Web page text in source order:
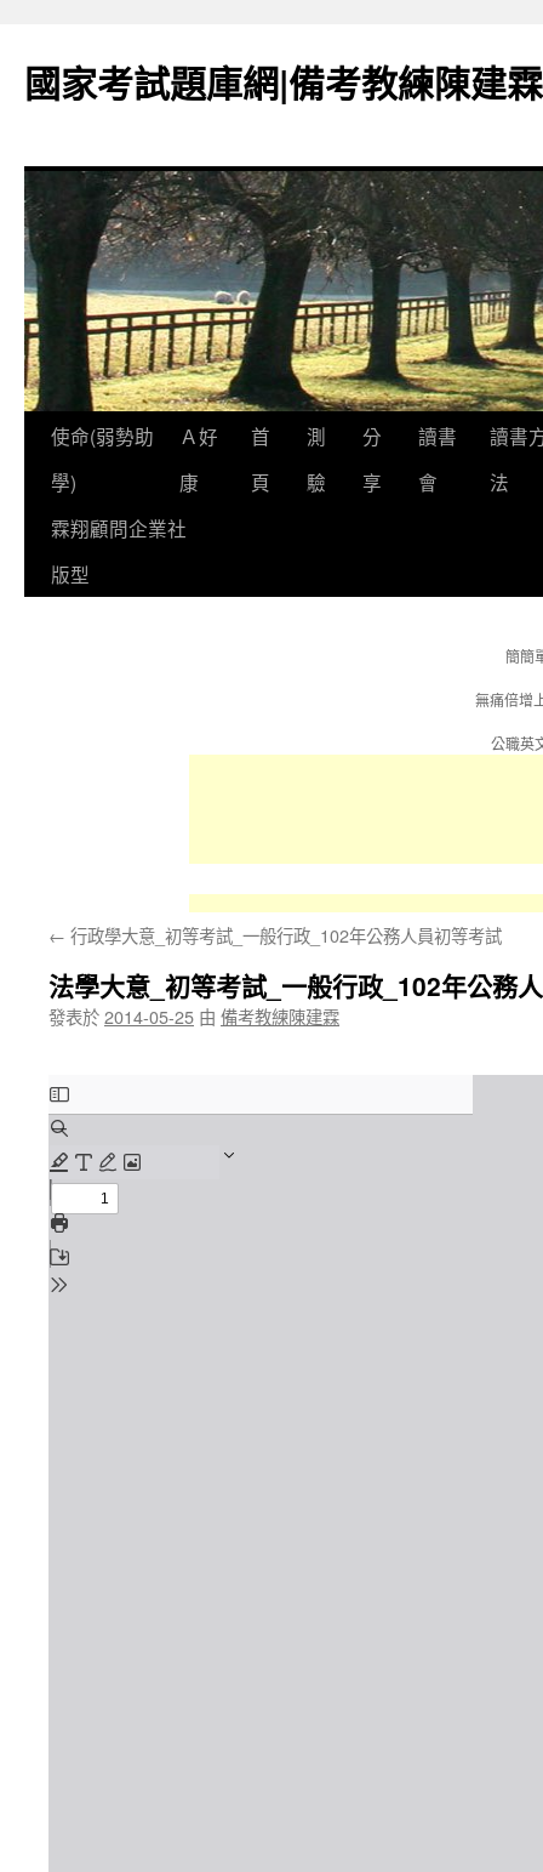
國家考試題庫網|備考教練陳建霖
跳使命(弱勢助
學)
Ａ好
康
首
頁
測
驗
分
享
讀書
會
讀書
法
霖翔顧問企業社
版型
簡簡
無痛倍增
公職英
← 行政學大意_初等考試_一般行政_102年公務人員初等考試
法學大意_初等考試_一般行政_102年公務
發表於2014-05-25 由 備考教練陳建霖